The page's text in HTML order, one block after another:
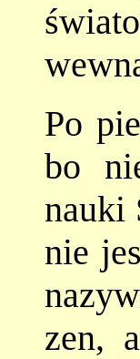
Po
bo
nauki
nie
zen,